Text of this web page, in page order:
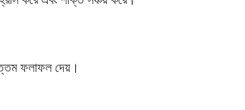
ফলাফল দেয়।